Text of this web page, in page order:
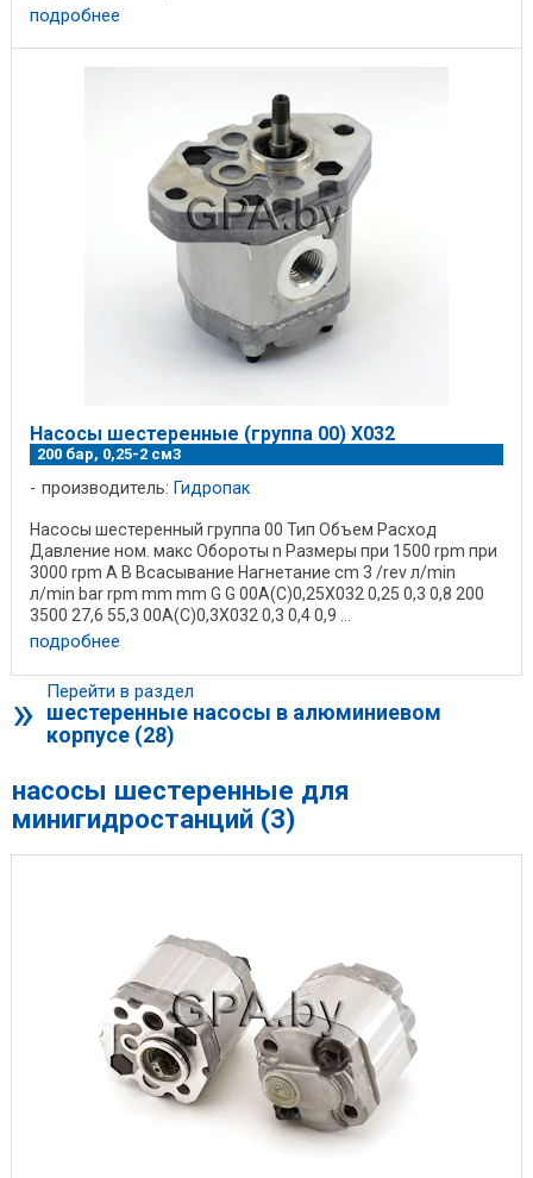
подробнее
Насосы шестеренные (группа 00) X032
200 бар, 0,25-2 см3
производитель: Гидропак
Насосы шестеренный группа 00 Тип Объем Расход
Давление ном. макс Обороты n Размеры при 1500 rpm при
3000 rpm A В Всасывание Нагнетание cm 3 /rev л/min
л/min bar rpm mm mm G G 00A(C)0,25X032 0,25 0,3 0,8 200
3500 27,6 55,3 00A(C)0,3X032 0,3 0,4 0,9 ...
подробнее
» Перейти в раздел
шестеренные насосы в алюминиевом
корпусе (28)
насосы шестеренные для
минигидростанций (3)